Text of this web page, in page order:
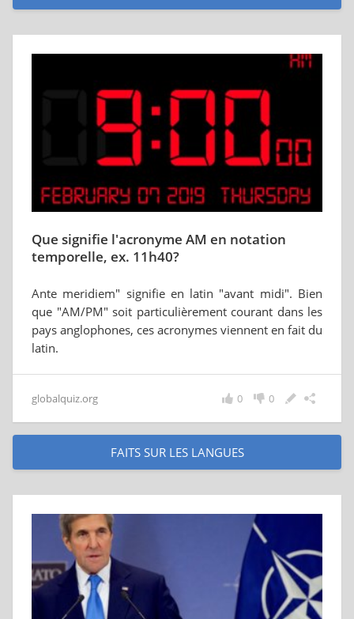
Que signifie l'acronyme AM en notation
temporelle, ex. 11h40?
Ante meridiem" signifie en latin "avant midi". Bien
que "AM/PM" soit particulièrement courant dans les
pays anglophones, ces acronymes viennent en fait du
latin.
globalquiz.org 0
0
FAITS SUR LES LANGUES